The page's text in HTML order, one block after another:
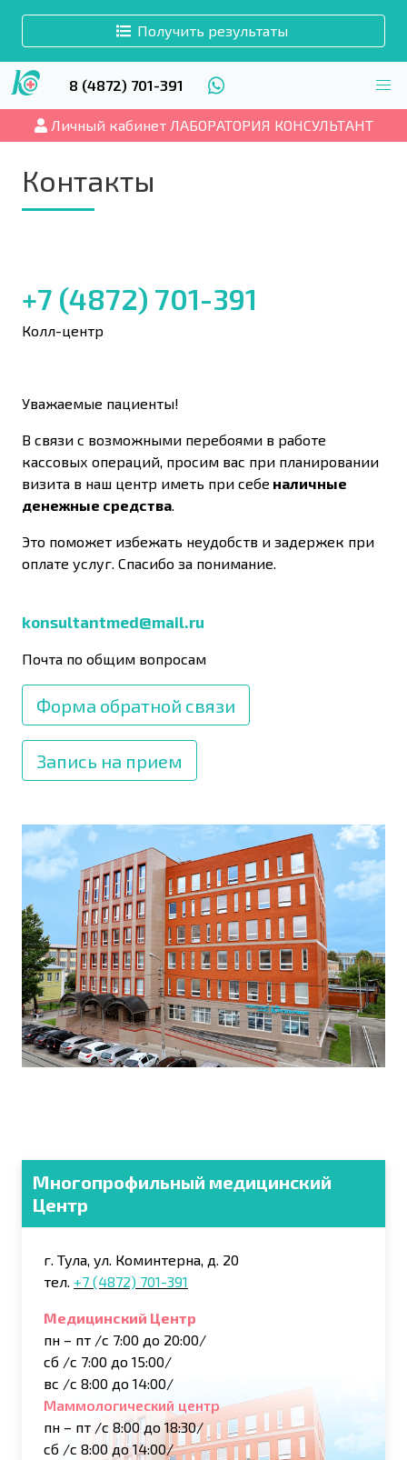
Получить результаты
8 (4872) 701-391
Личный кабинет ЛАБОРАТОРИЯ КОНСУЛЬТАНТ
Контакты
+7 (4872) 701-391
Колл-центр
Уважаемые пациенты!
В связи с возможными перебоями в работе
кассовых операций, просим вас при планировании
визита в наш центр иметь при себе наличные
денежные средства.
Это поможет избежать неудобств и задержек при
оплате услуг. Спасибо за понимание.
konsultantmed@mail.ru
Почта по общим вопросам
Форма обратной связи
Запись на прием
Многопрофильный медицинский
Центр
г. Тула, ул. Коминтерна, д. 20
тел. +7 (4872) 701-391
Медицинский Центр
пн – пт /с 7:00 до 20:00/
сб /с 7:00 до 15:00/
вс /с 8:00 до 14:00/
Маммологический центр
пн – пт /с 8:00 до 18:30/
сб /с 8:00 до 14:00/